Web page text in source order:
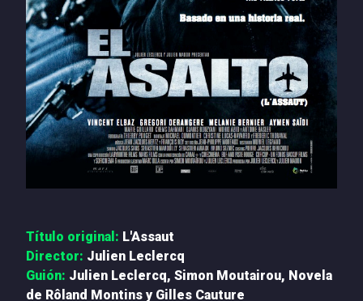
QUIÉNES SOMOS
CONTACTO
Título original: L'Assaut
Director: Julien Leclercq
Guión: Julien Leclercq, Simon Moutairou, Novela
de Rôland Montins y Gilles Cauture